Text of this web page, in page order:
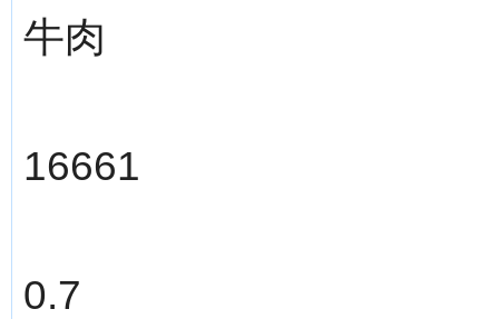
牛肉
16661
0.7